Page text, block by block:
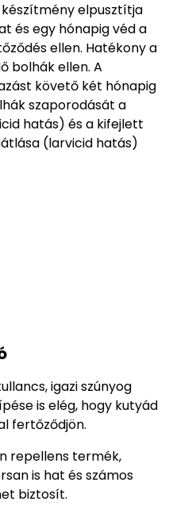
elpusztítja
és egy hónapig véd a
ellen. Hatékony a
bolhák ellen. A
követő két hónapig
szaporodását a
hatás) és a kifejlett
(larvicid hatás)
igazi szúnyog
is elég, hogy kutyád
fertőződjön.
repellens termék,
is hat és számos
biztosít.